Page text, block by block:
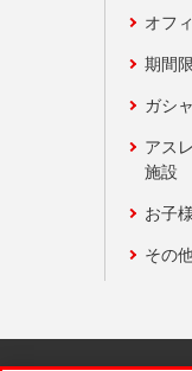
オフ
期間
ガシ
アス
施設
お子
その